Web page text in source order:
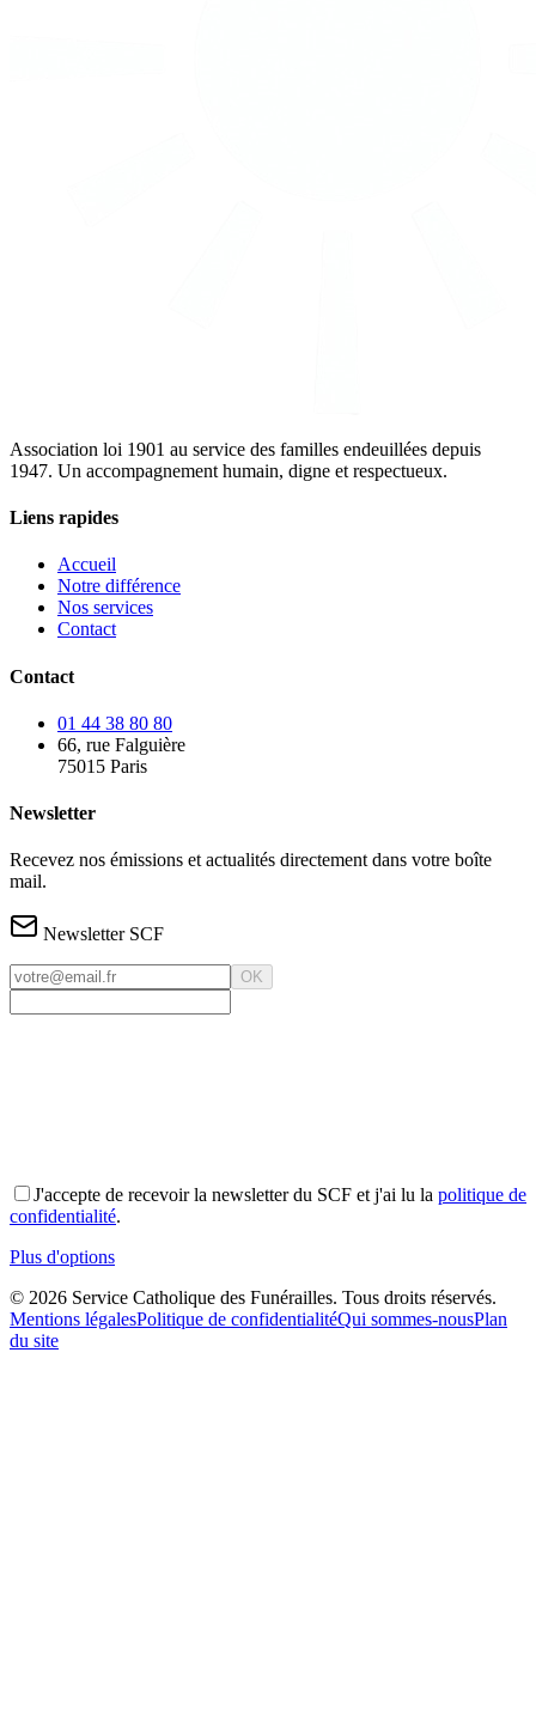
Association loi 1901 au service des familles endeuillées depuis
1947. Un accompagnement humain, digne et respectueux.
Liens rapides
Accueil
Notre différence
Nos services
Contact
Contact
01 44 38 80 80
66, rue Falguière
75015 Paris
Newsletter
Recevez nos émissions et actualités directement dans votre boîte
mail.
Newsletter SCF
OK
J'accepte de recevoir la newsletter du SCF et j'ai lu la politique de
confidentialité.
Plus d'options
© 2026 Service Catholique des Funérailles. Tous droits réservés.
Mentions légalesPolitique de confidentialitéQui sommes-nousPlan
du site